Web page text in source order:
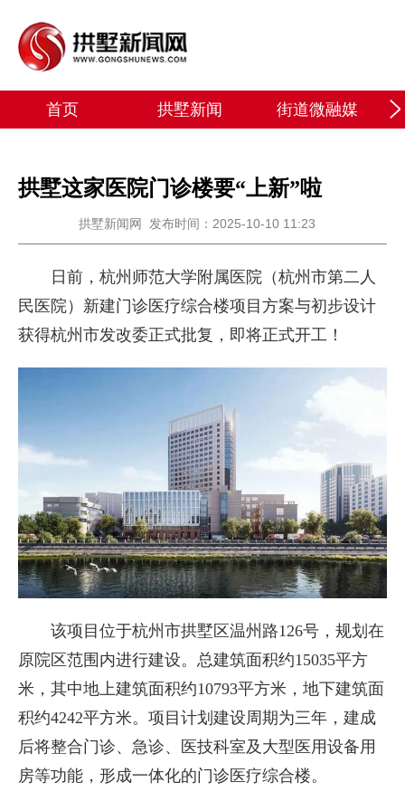
首页 拱墅新闻 街道微融媒
拱墅这家医院门诊楼要“上新”啦
拱墅新闻网 发布时间：2025-10-10 11:23
日前，杭州师范大学附属医院（杭州市第二人
民医院）新建门诊医疗综合楼项目方案与初步设计
获得杭州市发改委正式批复，即将正式开工！
该项目位于杭州市拱墅区温州路126号，规划在
原院区范围内进行建设。总建筑面积约15035平方
米，其中地上建筑面积约10793平方米，地下建筑面
积约4242平方米。项目计划建设周期为三年，建成
后将整合门诊、急诊、医技科室及大型医用设备用
房等功能，形成一体化的门诊医疗综合楼。